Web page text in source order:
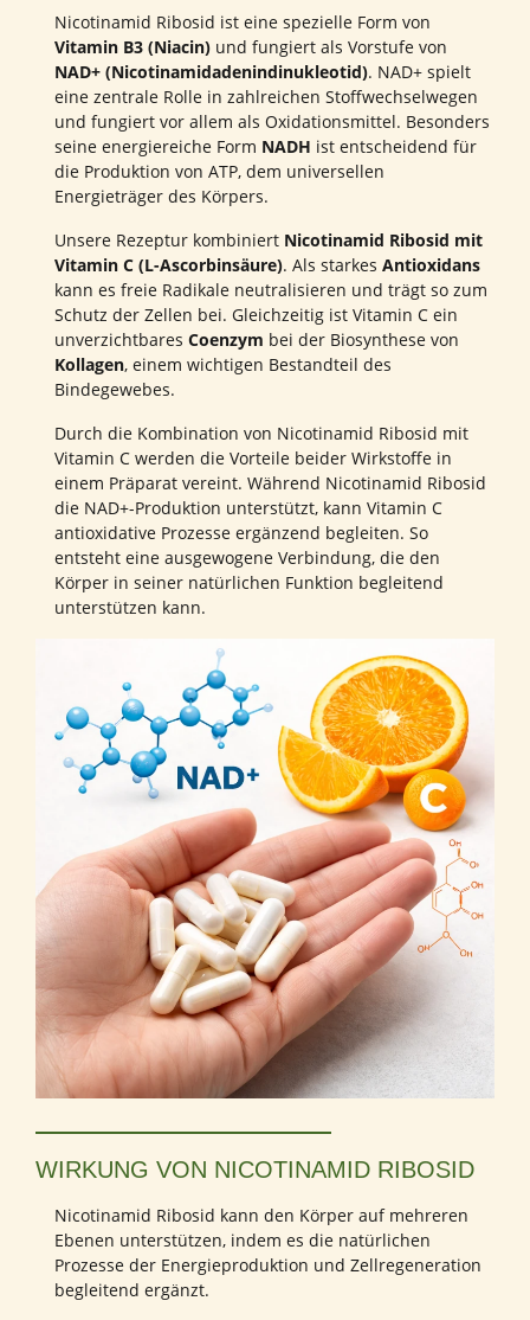
Nicotinamid Ribosid ist eine spezielle Form von
Vitamin B3 (Niacin) und fungiert als Vorstufe von
NAD+ (Nicotinamidadenindinukleotid). NAD+ spielt
eine zentrale Rolle in zahlreichen Stoffwechselwegen
und fungiert vor allem als Oxidationsmittel. Besonders
seine energiereiche Form NADH ist entscheidend für
die Produktion von ATP, dem universellen
Energieträger des Körpers.
Unsere Rezeptur kombiniert Nicotinamid Ribosid mit
Vitamin C (L-Ascorbinsäure). Als starkes Antioxidans
kann es freie Radikale neutralisieren und trägt so zum
Schutz der Zellen bei. Gleichzeitig ist Vitamin C ein
unverzichtbares Coenzym bei der Biosynthese von
Kollagen, einem wichtigen Bestandteil des
Bindegewebes.
Durch die Kombination von Nicotinamid Ribosid mit
Vitamin C werden die Vorteile beider Wirkstoffe in
einem Präparat vereint. Während Nicotinamid Ribosid
die NAD+-Produktion unterstützt, kann Vitamin C
antioxidative Prozesse ergänzend begleiten. So
entsteht eine ausgewogene Verbindung, die den
Körper in seiner natürlichen Funktion begleitend
unterstützen kann.
WIRKUNG VON NICOTINAMID RIBOSID
Nicotinamid Ribosid kann den Körper auf mehreren
Ebenen unterstützen, indem es die natürlichen
Prozesse der Energieproduktion und Zellregeneration
begleitend ergänzt.